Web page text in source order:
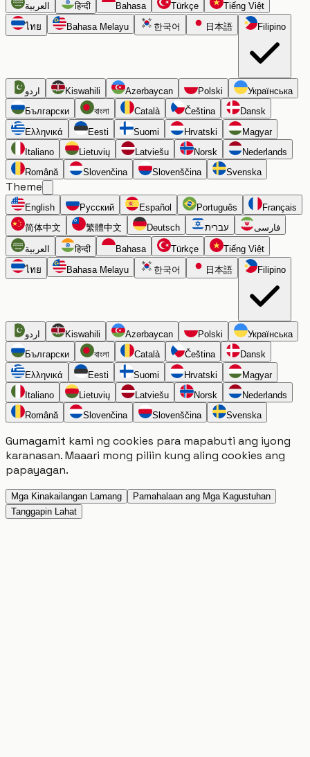
العربية हिन्दी Bahasa Türkçe
Tiếng Việt
ไทย
Bahasa Melayu 한국어 日本語 Filipino
اردو Kiswahili Azərbaycan Polski
Українська
Български
বাংলা Català Čeština
Dansk
Ελληνικά
Eesti Suomi Hrvatski
Magyar
Italiano
Lietuvių Latviešu Norsk
Nederlands
Română
Slovenčina Slovenščina Svenska
Theme
English Русский Español Português
Français
简体中文
繁體中文 Deutsch עברית فارسی
العربية हिन्दी Bahasa Türkçe
Tiếng Việt
ไทย
Bahasa Melayu 한국어 日本語 Filipino
اردو Kiswahili Azərbaycan Polski
Українська
Български
বাংলা Català Čeština
Dansk
Ελληνικά
Eesti Suomi Hrvatski
Magyar
Italiano
Lietuvių Latviešu Norsk
Nederlands
Română
Slovenčina Slovenščina Svenska
Gumagamit kami ng cookies para mapabuti ang iyong
karanasan. Maaari mong piliin kung aling cookies ang
papayagan.
Mga Kinakailangan Lamang
Pamahalaan ang Mga Kagustuhan
Tanggapin Lahat